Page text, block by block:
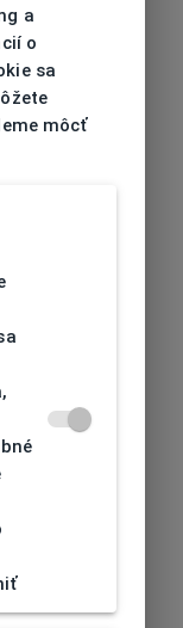
a
o
sa
môcť